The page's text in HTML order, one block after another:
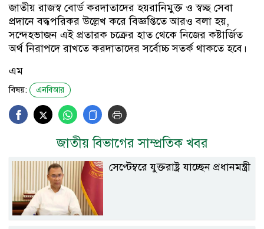
জাতীয় রাজস্ব বোর্ড করদাতাদের হয়রানিমুক্ত ও স্বচ্ছ সেবা
প্রদানে বদ্ধপরিকর উল্লেখ করে বিজ্ঞপ্তিতে আরও বলা হয়,
সন্দেহভাজন এই প্রতারক চক্রের হাত থেকে নিজের কষ্টার্জিত
অর্থ নিরাপদে রাখতে করদাতাদের সর্বোচ্চ সতর্ক থাকতে হবে।
এম
বিষয়: এনবিআর
জাতীয় বিভাগের সাম্প্রতিক খবর
সেপ্টেম্বরে যুক্তরাষ্ট্র যাচ্ছেন প্রধানমন্ত্রী